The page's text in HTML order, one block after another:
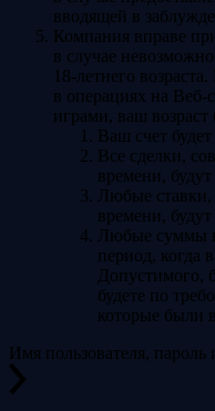
вводящей в
Компания вправе
в случае
18-летнего
в операциях на Веб-
играми, ваш
Ваш счет будет
Все сделки,
времени,
Любые ставки,
времени,
Любые суммы
период, когда
Допустимого,
будете по
которые были
Имя пользователя, пароль